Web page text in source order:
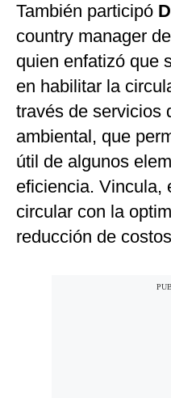
También participó
country manager
quien enfatizó que
en habilitar la
través de servicios
ambiental, que
útil de algunos
eficiencia. Vincula,
circular con la
reducción de